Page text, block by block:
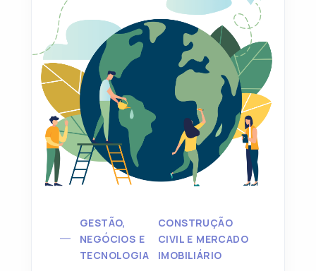
GESTÃO,
NEGÓCIOS E
TECNOLOGIA
CONSTRUÇÃO
CIVIL E MERCADO
IMOBILIÁRIO